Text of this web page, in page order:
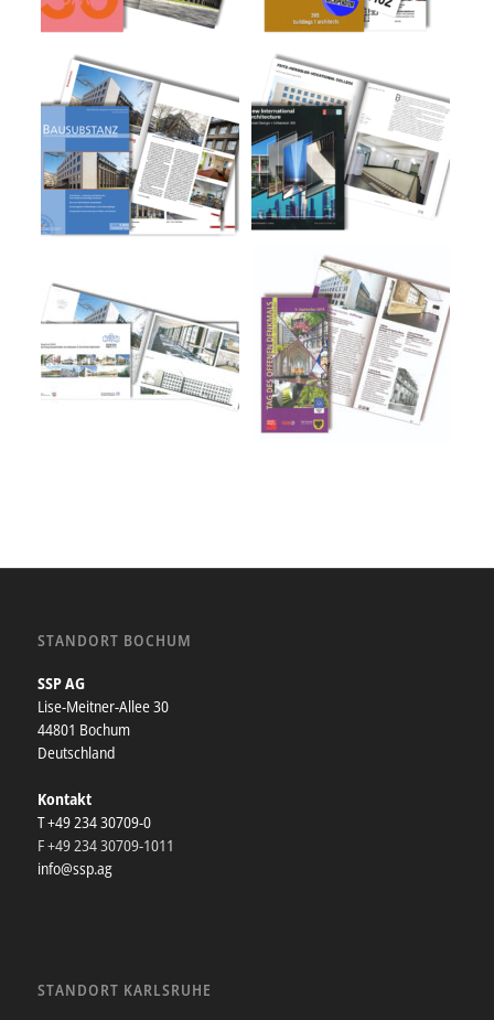
STANDORT BOCHUM
SSP AG
Lise-Meitner-Allee 30
44801 Bochum
Deutschland
Kontakt
T +49 234 30709-0
F +49 234 30709-1011
info@ssp.ag
STANDORT KARLSRUHE